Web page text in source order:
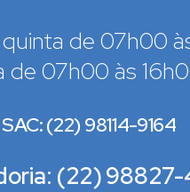
de 07h00
de 07h00 às
SAC: (22) 98114-9164
(22) 98827-